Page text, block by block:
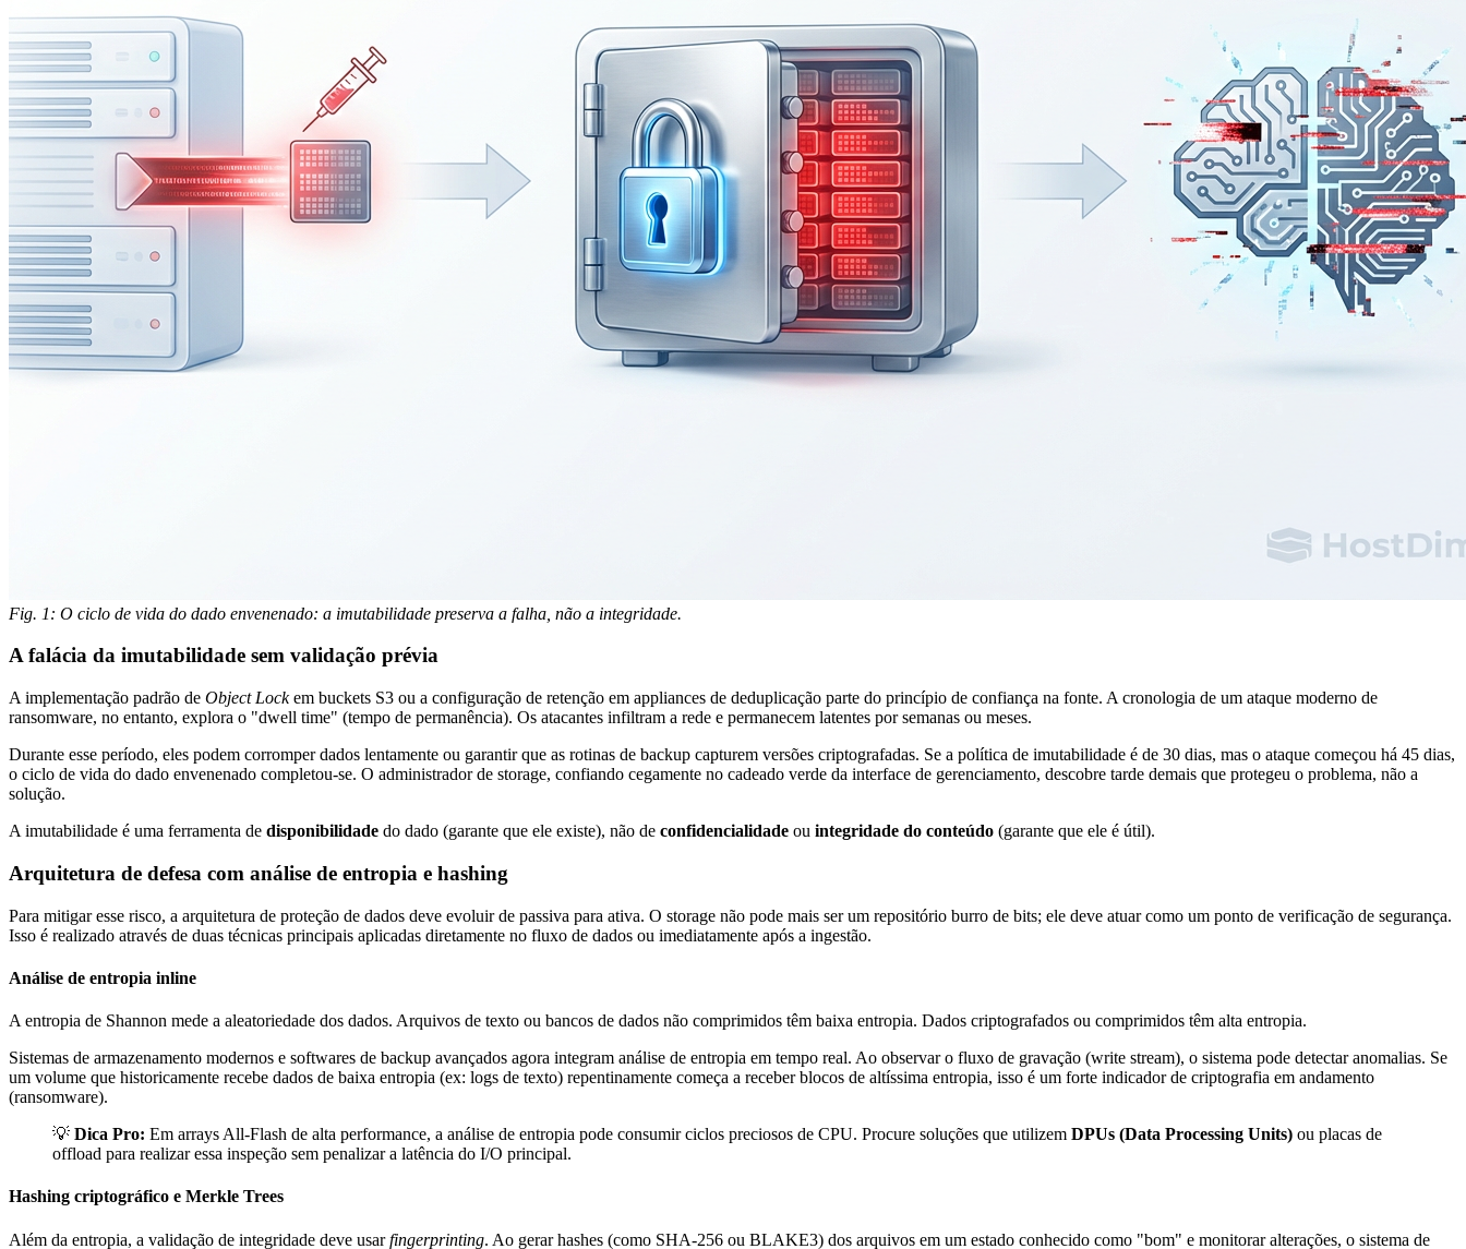
Fig. 1: O ciclo de vida do dado envenenado: a imutabilidade preserva a falha, não a integridade.
A falácia da imutabilidade sem validação prévia
A implementação padrão de Object Lockem buckets S3 ou a configuração de retenção em appliances de deduplicação parte do princípio de confiança na fonte. A cronologia de um ataque moderno de
ransomware, no entanto, explora o "dwell time" (tempo de permanência). Os atacantes infiltram a rede e permanecem latentes por semanas ou meses.
Durante esse período, eles podem corromper dados lentamente ou garantir que as rotinas de backup capturem versões criptografadas. Se a política de imutabilidade é de 30 dias, mas o ataque começou há 45 dias,
o ciclo de vida do dado envenenado completou-se. O administrador de storage, confiando cegamente no cadeado verde da interface de gerenciamento, descobre tarde demais que protegeu o problema, não a
solução.
A imutabilidade é uma ferramenta de disponibilidade do dado (garante que ele existe), não de confidencialidade ou integridade do conteúdo (garante que ele é útil).
Arquitetura de defesa com análise de entropia e hashing
Para mitigar esse risco, a arquitetura de proteção de dados deve evoluir de passiva para ativa. O storage não pode mais ser um repositório burro de bits; ele deve atuar como um ponto de verificação de segurança.
Isso é realizado através de duas técnicas principais aplicadas diretamente no fluxo de dados ou imediatamente após a ingestão.
Análise de entropia inline
A entropia de Shannon mede a aleatoriedade dos dados. Arquivos de texto ou bancos de dados não comprimidos têm baixa entropia. Dados criptografados ou comprimidos têm alta entropia.
Sistemas de armazenamento modernos e softwares de backup avançados agora integram análise de entropia em tempo real. Ao observar o fluxo de gravação (write stream), o sistema pode detectar anomalias. Se
um volume que historicamente recebe dados de baixa entropia (ex: logs de texto) repentinamente começa a receber blocos de altíssima entropia, isso é um forte indicador de criptografia em andamento
(ransomware).
💡 Dica Pro: Em arrays All-Flash de alta performance, a análise de entropia pode consumir ciclos preciosos de CPU. Procure soluções que utilizem DPUs (Data Processing Units) ou placas de
offload para realizar essa inspeção sem penalizar a latência do I/O principal.
Hashing criptográfico e Merkle Trees
Além da entropia, a validação de integridade deve usarfingerprinting. Ao gerar hashes (como SHA-256 ou BLAKE3) dos arquivos em um estado conhecido como "bom" e monitorar alterações, o sistema de